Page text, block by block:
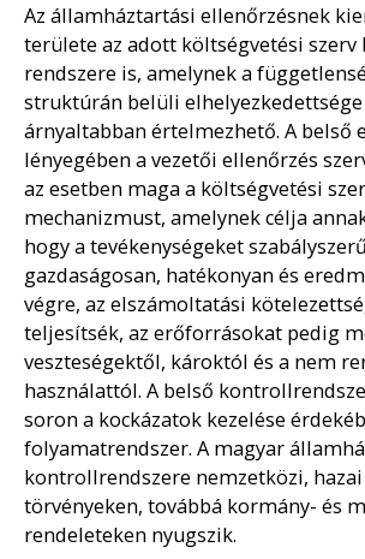
Az államháztartási ellenőrzésnek
területe az adott költségvetési
rendszere is, amelynek a
struktúrán belüli elhelyezkedettsége
árnyaltabban értelmezhető. A belső
lényegében a vezetői ellenőrzés
az esetben maga a költségvetési
mechanizmust, amelynek célja
hogy a tevékenységeket
gazdaságosan, hatékonyan és
végre, az elszámoltatási
teljesítsék, az erőforrásokat pedig
veszteségektől, károktól és a nem
használattól. A belső
soron a kockázatok kezelése
folyamatrendszer. A magyar
kontrollrendszere nemzetközi,
törvényeken, továbbá kormány- és
rendeleteken nyugszik.